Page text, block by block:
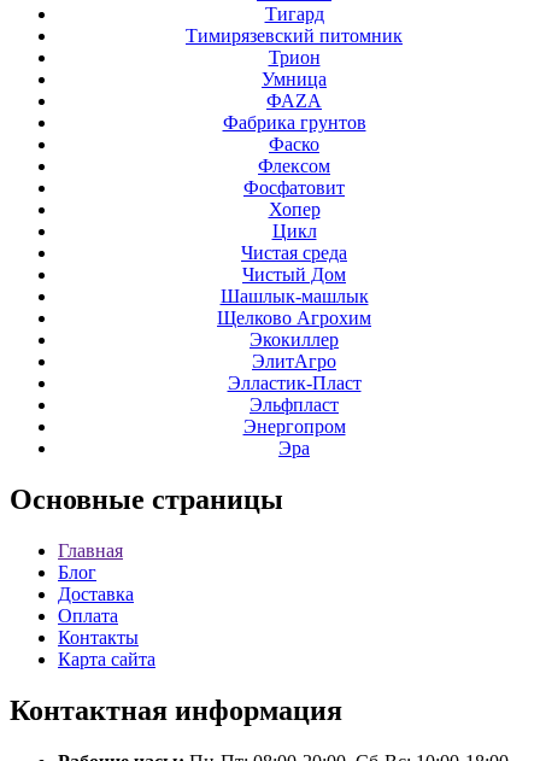
Тигард
Тимирязевский питомник
Трион
Умница
ФАZА
Фабрика грунтов
Фаско
Флексом
Фосфатовит
Хопер
Цикл
Чистая среда
Чистый Дом
Шашлык-машлык
Щелково Агрохим
Экокиллер
ЭлитАгро
Элластик-Пласт
Эльфпласт
Энергопром
Эра
Основные страницы
Главная
Блог
Доставка
Оплата
Контакты
Карта сайта
Контактная информация